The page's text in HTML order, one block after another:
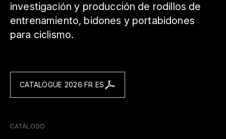
investigación y producción de rodillos de
entrenamiento, bidones y portabidones
para ciclismo.
CATALOGUE 2026 FR ES
CATÁLOGO